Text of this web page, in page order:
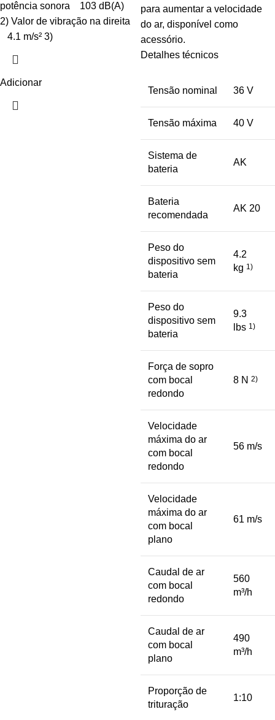
potência sonora 103 dB(A)
2) Valor de vibração na direita
4.1 m/s² 3)
Adicionar
para aumentar a velocidade
do ar, disponível como
acessório.
Detalhes técnicos
Tensão nominal 36 V
Tensão máxima 40 V
Sistema de
bateria
AK
Bateria
recomendada
AK 20
Peso do
dispositivo sem
bateria
4.2
kg 1)
Peso do
dispositivo sem
bateria
9.3
lbs 1)
Força de sopro
com bocal
redondo
8 N 2)
Velocidade
máxima do ar
com bocal
redondo
56 m/s
Velocidade
máxima do ar
com bocal
plano
61 m/s
Caudal de ar
com bocal
redondo
560
m³/h
Caudal de ar
com bocal
plano
490
m³/h
Proporção de
trituração
1:10